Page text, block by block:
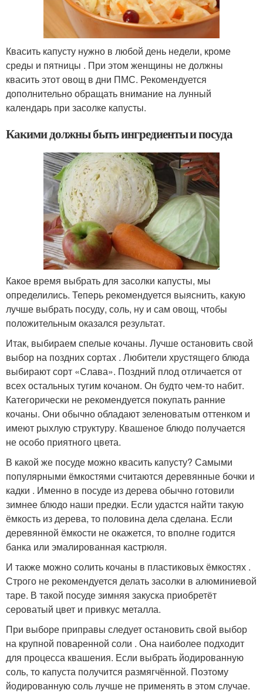
Квасить капусту нужно в любой день недели, кроме
среды и пятницы . При этом женщины не должны
квасить этот овощ в дни ПМС. Рекомендуется
дополнительно обращать внимание на лунный
календарь при засолке капусты.
Какими должны быть ингредиенты и посуда
Какое время выбрать для засолки капусты, мы
определились. Теперь рекомендуется выяснить, какую
лучше выбрать посуду, соль, ну и сам овощ, чтобы
положительным оказался результат.
Итак, выбираем спелые кочаны. Лучше остановить свой
выбор на поздних сортах . Любители хрустящего блюда
выбирают сорт «Слава». Поздний плод отличается от
всех остальных тугим кочаном. Он будто чем-то набит.
Категорически не рекомендуется покупать ранние
кочаны. Они обычно обладают зеленоватым оттенком и
имеют рыхлую структуру. Квашеное блюдо получается
не особо приятного цвета.
В какой же посуде можно квасить капусту? Самыми
популярными ёмкостями считаются деревянные бочки и
кадки . Именно в посуде из дерева обычно готовили
зимнее блюдо наши предки. Если удастся найти такую
ёмкость из дерева, то половина дела сделана. Если
деревянной ёмкости не окажется, то вполне годится
банка или эмалированная кастрюля.
И также можно солить кочаны в пластиковых ёмкостях .
Строго не рекомендуется делать засолки в алюминиевой
таре. В такой посуде зимняя закуска приобретёт
сероватый цвет и привкус металла.
При выборе приправы следует остановить свой выбор
на крупной поваренной соли . Она наиболее подходит
для процесса квашения. Если выбрать йодированную
соль, то капуста получится размягчённой. Поэтому
йодированную соль лучше не применять в этом случае.